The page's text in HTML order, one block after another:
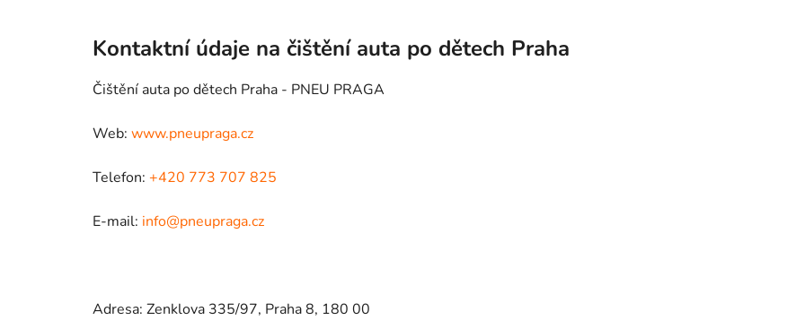
Kontaktní údaje na čištění auta po dětech Praha
Čištění auta po dětech Praha - PNEU PRAGA
Web: www.pneupraga.cz
Telefon: +420 773 707 825
E-mail: info@pneupraga.cz
Adresa: Zenklova 335/97, Praha 8, 180 00